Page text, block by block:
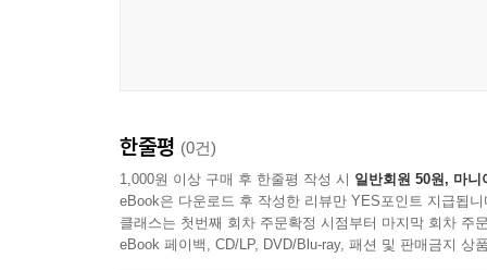
한줄평 (0건)
1,000원 이상 구매 후 한줄평 작성 시 일반회원 50원, 마니
eBook은 다운로드 후 작성한 리뷰만 YES포인트 지급됩니
클래스는 첫번째 회차 주문확정 시점부터 마지막 회차 주
eBook 페이백, CD/LP, DVD/Blu-ray, 패션 및 판매금지 상